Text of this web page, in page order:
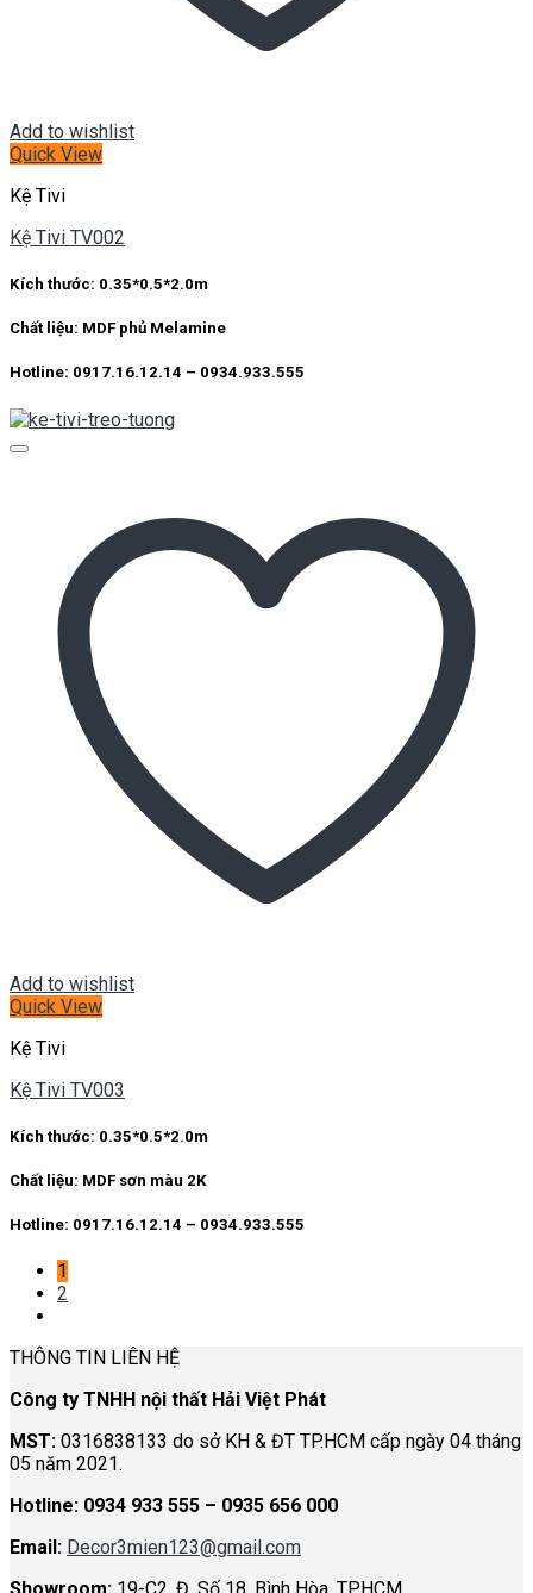
Add to wishlist
Quick View
Kệ Tivi
Kệ Tivi TV002
Kích thước: 0.35*0.5*2.0m
Chất liệu: MDF phủ Melamine
Hotline: 0917.16.12.14 – 0934.933.555
Add to wishlist
Quick View
Kệ Tivi
Kệ Tivi TV003
Kích thước: 0.35*0.5*2.0m
Chất liệu: MDF sơn màu 2K
Hotline: 0917.16.12.14 – 0934.933.555
1
2
THÔNG TIN LIÊN HỆ
Công ty TNHH nội thất Hải Việt Phát
MST: 0316838133 do sở KH & ĐT TP.HCM cấp ngày 04 tháng
05 năm 2021.
Hotline: 0934 933 555 – 0935 656 000
Email: Decor3mien123@gmail.com